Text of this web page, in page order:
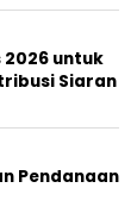
2026 untuk
Siaran
Pendanaan